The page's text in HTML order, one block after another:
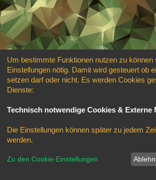
Um bestimmte Funktionen nutzen zu können
Einstellungen nötig. Damit wird gesteuert ob
setzen darf oder nicht. Es werden Cookies
Dienste:
Technisch notwendige Cookies & Externe
Die Einstellungen können später zu jedem
werden.
Zu den Cookie-Einstellungen